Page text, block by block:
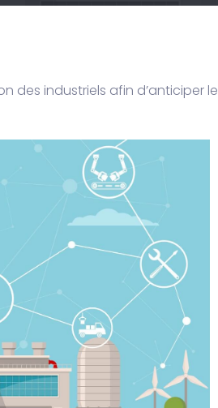
industriels afin d’anticiper